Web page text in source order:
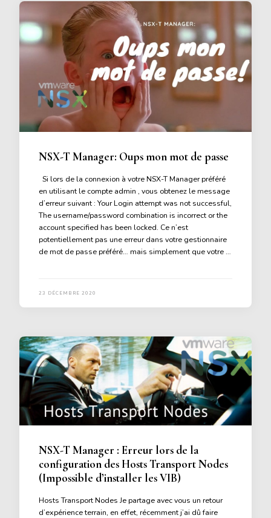
NSX-T Manager: Oups mon mot de passe
Si lors de la connexion à votre NSX-T Manager préféré
en utilisant le compte admin , vous obtenez le message
d’erreur suivant : Your Login attempt was not successful,
The username/password combination is incorrect or the
account specified has been locked. Ce n’est
potentiellement pas une erreur dans votre gestionnaire
de mot de passe préféré… mais simplement que votre …
23 DÉCEMBRE 2020
NSX-T Manager : Erreur lors de la
configuration des Hosts Transport Nodes
(Impossible d’installer les VIB)
Hosts Transport Nodes Je partage avec vous un retour
d’expérience terrain, en effet, récemment j’ai dû faire